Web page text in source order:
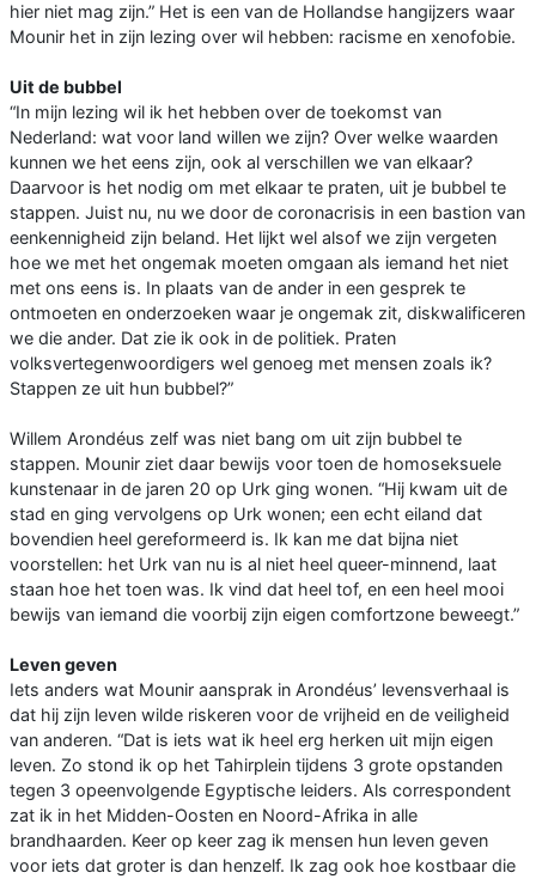
hier niet mag zijn.” Het is een van de Hollandse hangijzers waar
Mounir het in zijn lezing over wil hebben: racisme en xenofobie.
Uit de bubbel
“In mijn lezing wil ik het hebben over de toekomst van
Nederland: wat voor land willen we zijn? Over welke waarden
kunnen we het eens zijn, ook al verschillen we van elkaar?
Daarvoor is het nodig om met elkaar te praten, uit je bubbel te
stappen. Juist nu, nu we door de coronacrisis in een bastion van
eenkennigheid zijn beland. Het lijkt wel alsof we zijn vergeten
hoe we met het ongemak moeten omgaan als iemand het niet
met ons eens is. In plaats van de ander in een gesprek te
ontmoeten en onderzoeken waar je ongemak zit, diskwalificeren
we die ander. Dat zie ik ook in de politiek. Praten
volksvertegenwoordigers wel genoeg met mensen zoals ik?
Stappen ze uit hun bubbel?”
Willem Arondéus zelf was niet bang om uit zijn bubbel te
stappen. Mounir ziet daar bewijs voor toen de homoseksuele
kunstenaar in de jaren 20 op Urk ging wonen. “Hij kwam uit de
stad en ging vervolgens op Urk wonen; een echt eiland dat
bovendien heel gereformeerd is. Ik kan me dat bijna niet
voorstellen: het Urk van nu is al niet heel queer-minnend, laat
staan hoe het toen was. Ik vind dat heel tof, en een heel mooi
bewijs van iemand die voorbij zijn eigen comfortzone beweegt.”
Leven geven
Iets anders wat Mounir aansprak in Arondéus’ levensverhaal is
dat hij zijn leven wilde riskeren voor de vrijheid en de veiligheid
van anderen. “Dat is iets wat ik heel erg herken uit mijn eigen
leven. Zo stond ik op het Tahirplein tijdens 3 grote opstanden
tegen 3 opeenvolgende Egyptische leiders. Als correspondent
zat ik in het Midden-Oosten en Noord-Afrika in alle
brandhaarden. Keer op keer zag ik mensen hun leven geven
voor iets dat groter is dan henzelf. Ik zag ook hoe kostbaar die